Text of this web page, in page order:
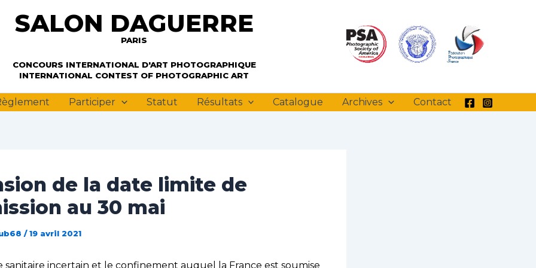
SALON DAGUERRE
PARIS
CONCOURS INTERNATIONAL D'ART PHOTOGRAPHIQUE
INTERNATIONAL CONTEST OF PHOTOGRAPHIC ART
Participer Statut Résultats Catalogue Archives Contact
de la date limite de
au 30 mai
/19 avril 2021
sanitaire incertain et le confinement auquel la France est soumise